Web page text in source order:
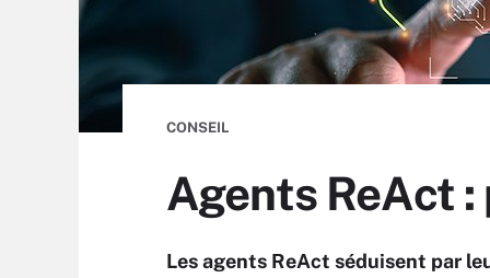
CONSEIL
Agents ReAct
Les agents ReAct séduisent par